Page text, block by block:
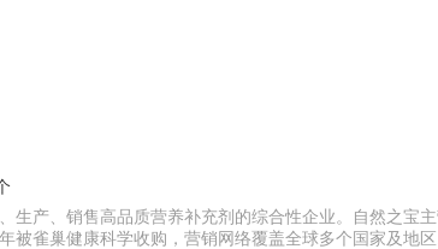
产、销售高品质营养补充剂的综合性企业。自然之宝主
雀巢健康科学收购，营销网络覆盖全球多个国家及地区